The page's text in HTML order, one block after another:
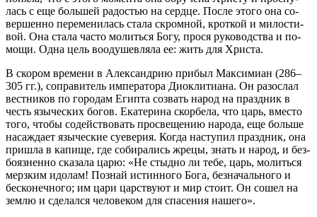
лась с еще боль­шей ра­до­стью на серд­це. По­сле это­го она со­
вер­шен­но пе­ре­ме­ни­лась ста­ла скром­ной, крот­кой и ми­ло­сти­
вой. Она ста­ла ча­сто мо­лить­ся Бо­гу, про­ся ру­ко­вод­ства и по­
мо­щи. Од­на цель во­оду­шев­ля­ла ее: жить для Хри­ста.
В ско­ром вре­ме­ни в Алек­сан­дрию при­был Мак­си­ми­ан (286–
305 гг.), со­пра­ви­тель им­пе­ра­то­ра Дио­кли­ти­а­на. Он разо­слал
вест­ни­ков по го­ро­дам Егип­та со­звать на­род на празд­ник в
честь язы­че­ских бо­гов. Ека­те­ри­на скор­бе­ла, что царь, вме­сто
то­го, чтобы со­дей­ство­вать про­све­ще­нию на­ро­да, еще боль­ше
на­саж­да­ет язы­че­ские суе­ве­рия. Ко­гда на­сту­пил празд­ник, она
при­шла в ка­пи­ще, где со­би­ра­лись жре­цы, знать и на­род, и без­
бо­яз­нен­но ска­за­ла ца­рю: «Не стыд­но ли те­бе, царь, мо­лить­ся
мерз­ким идо­лам! По­знай ис­тин­но­го Бо­га, без­на­чаль­но­го и
бес­ко­неч­но­го; им ца­ри цар­ству­ют и мир сто­ит. Он со­шел на
зем­лю и сде­лал­ся че­ло­ве­ком для спа­се­ния на­ше­го».